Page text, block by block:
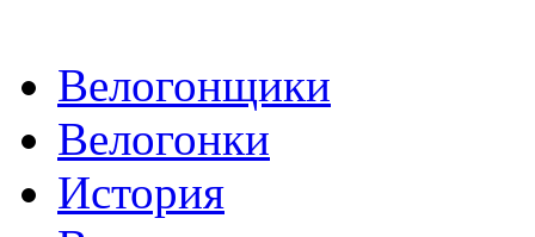
Велогонщики
Велогонки
История